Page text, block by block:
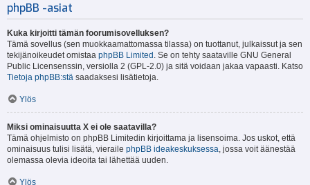
phpBB -asiat
Kuka kirjoitti tämän foorumisovelluksen?
Tämä sovellus (sen muokkaamattomassa tilassa) on tuottanut, julkaissut ja sen
tekijänoikeudet omistaa phpBB Limited . Se on tehty saataville GNU General
Public Licensenssin, versiolla 2 (GPL-2.0) ja sitä voidaan jakaa vapaasti. Katso
Tietoja phpBB:stä saadaksesi lisätietoja.
Ylös
Miksi ominaisuutta X ei ole saatavilla?
Tämä ohjelmisto on phpBB Limitedin kirjoittama ja lisensoima. Jos uskot, että
ominaisuus tulisi lisätä, vieraile phpBB ideakeskuksessa, jossa voit äänestää
olemassa olevia ideoita tai lähettää uuden.
Ylös